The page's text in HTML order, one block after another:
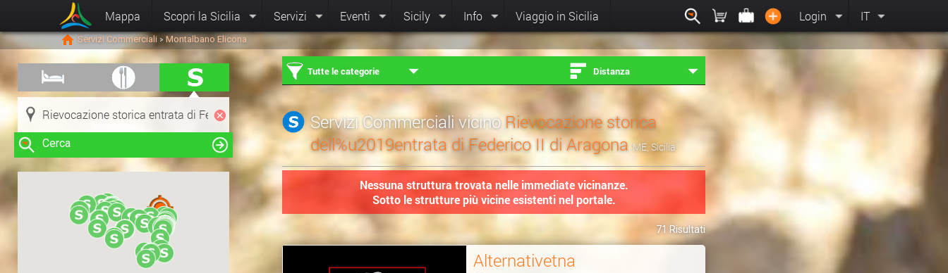
Mappa Scopri la Sicilia Servizi Eventi Sicily Info Viaggio in Sicilia Login IT
Servizi Commerciali > Montalbano Elicona
Cerca
Clicca su una risorsa nella mappa
per visualizzare le informazioni
Tutte le categorie Distanza
Servizi Commerciali vicinoRievocazione storica
dell%u2019entrata di Federico II di Aragona , ME, Sicilia
Nessuna struttura trovata nelle immediate vicinanze.
Sotto le strutture più vicine esistenti nel portale.
71 Risultati
Alternativetna